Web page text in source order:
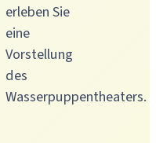
erleben Sie
eine
Vorstellung
des
Wasserpuppentheaters.